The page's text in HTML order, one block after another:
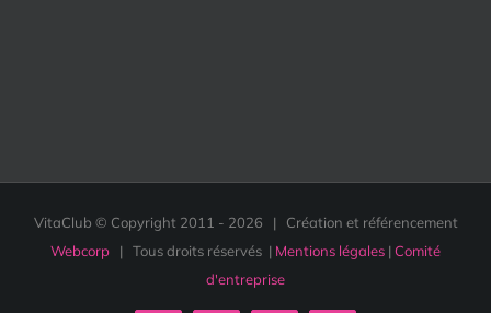
VitaClub © Copyright 2011 - 2026 | Création et référencement
Webcorp | Tous droits réservés | Mentions légales |Comité
d'entreprise